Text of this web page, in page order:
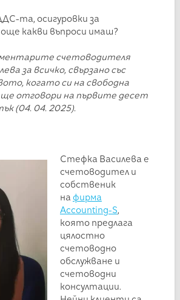
та, осигуровки за
какви въпроси имаш?
счетоводителя
за всичко, свързано със
когато си на свободна
ще отговори на първите десет
(04. 04. 2025).
Стефка Василева е
счетоводител и
собственик
на фирма
Accounting-S,
която предлага
цялостно
счетоводно
обслужване и
счетоводни
консултации.